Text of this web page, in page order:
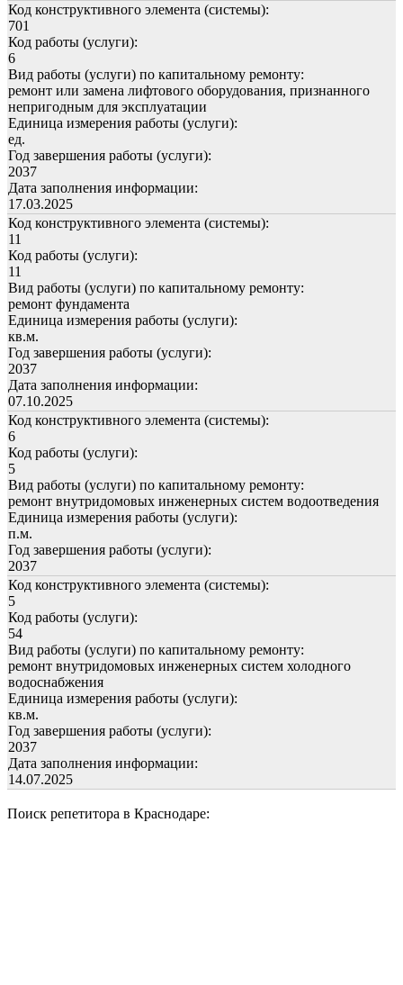
Код конструктивного элемента (системы):
701
Код работы (услуги):
6
Вид работы (услуги) по капитальному ремонту:
ремонт или замена лифтового оборудования, признанного
непригодным для эксплуатации
Единица измерения работы (услуги):
ед.
Год завершения работы (услуги):
2037
Дата заполнения информации:
17.03.2025
Код конструктивного элемента (системы):
11
Код работы (услуги):
11
Вид работы (услуги) по капитальному ремонту:
ремонт фундамента
Единица измерения работы (услуги):
кв.м.
Год завершения работы (услуги):
2037
Дата заполнения информации:
07.10.2025
Код конструктивного элемента (системы):
6
Код работы (услуги):
5
Вид работы (услуги) по капитальному ремонту:
ремонт внутридомовых инженерных систем водоотведения
Единица измерения работы (услуги):
п.м.
Год завершения работы (услуги):
2037
Код конструктивного элемента (системы):
5
Код работы (услуги):
54
Вид работы (услуги) по капитальному ремонту:
ремонт внутридомовых инженерных систем холодного
водоснабжения
Единица измерения работы (услуги):
кв.м.
Год завершения работы (услуги):
2037
Дата заполнения информации:
14.07.2025
Поиск репетитора в Краснодаре: